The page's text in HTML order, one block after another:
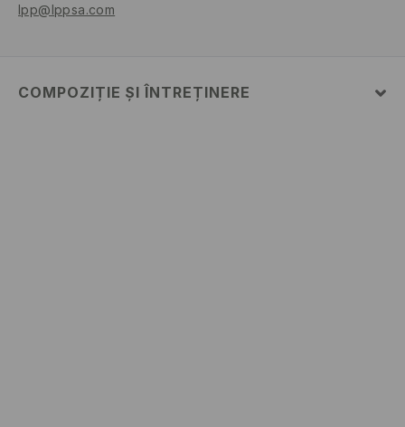
lpp@lppsa.com
COMPOZIȚIE ȘI ÎNTREȚINERE